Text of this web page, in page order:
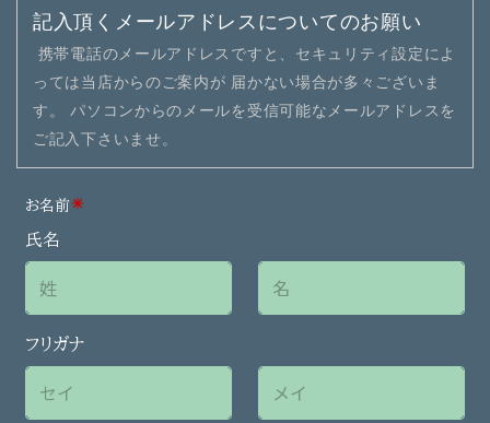
記入頂くメールアドレスについてのお願い
携帯電話のメールアドレスですと、セキュリティ設定によ
っては当店からのご案内が 届かない場合が多々ございま
す。
パソコンからのメールを受信可能なメールアドレスを
ご記入下さいませ。